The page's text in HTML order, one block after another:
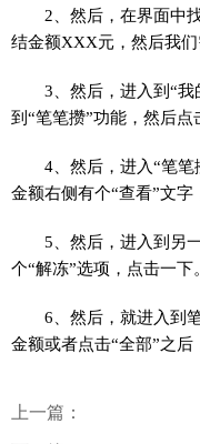
2、然后，在界面中
结金额XXX元，然后我们
3、然后，进入到“
到“笔笔攒”功能，然后点
4、然后，进入“笔
金额右侧有个“查看”文字
5、然后，进入到另
个“解冻”选项，点击一下。
6、然后，就进入到
金额或者点击“全部”之后
上一篇：